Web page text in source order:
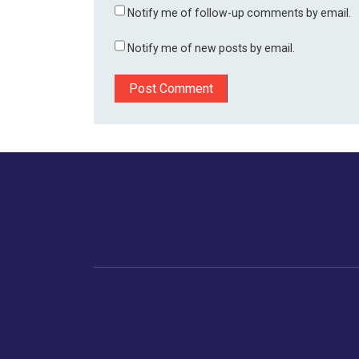
Notify me of follow-up comments by email.
Notify me of new posts by email.